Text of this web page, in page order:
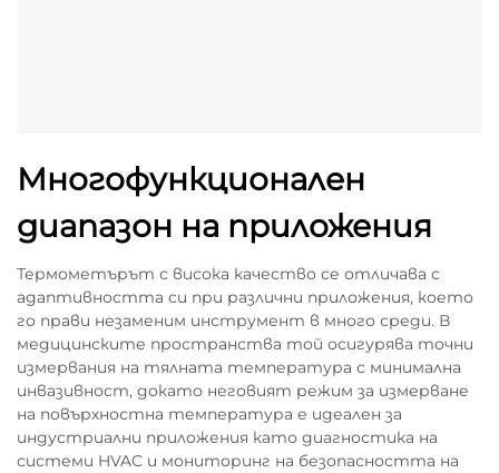
Многофункционален
диапазон на приложения
Термометърът с висока качество се отличава с
адаптивността си при различни приложения, което
го прави незаменим инструмент в много среди. В
медицинските пространства той осигурява точни
измервания на тялната температура с минимална
инвазивност, докато неговият режим за измерване
на повърхностна температура е идеален за
индустриални приложения като диагностика на
системи HVAC и мониторинг на безопасността на